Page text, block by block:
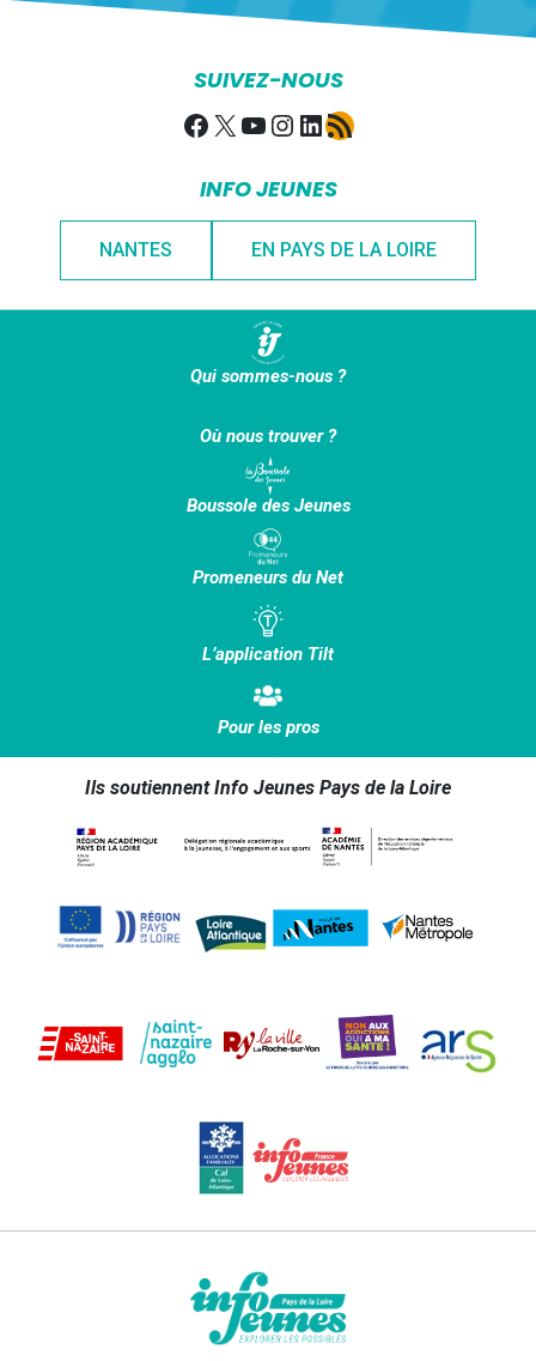
SUIVEZ-NOUS
Facebook
X YouTube
Instagram
LinkedIn
Flux RSS
INFO JEUNES
NANTES EN PAYS DE LA LOIRE
Qui sommes-nous ?
Où nous trouver ?
Boussole des Jeunes
Promeneurs du Net
L’application Tilt
Pour les pros
Ils soutiennent Info Jeunes Pays de la Loire